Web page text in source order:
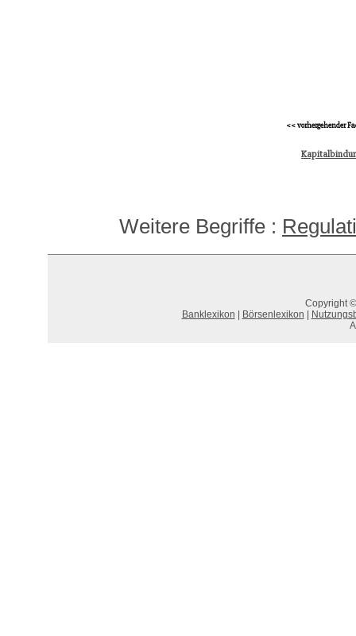
<< vorhergehender
Weitere Begriffe :
Copyright
Banklexikon
Börsenlexikon